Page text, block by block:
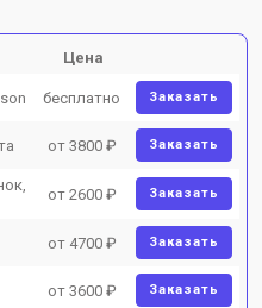
Цена
бесплатно Заказать
от 3800 ₽ Заказать
от 2600 ₽ Заказать
от 4700 ₽ Заказать
от 3600 ₽ Заказать